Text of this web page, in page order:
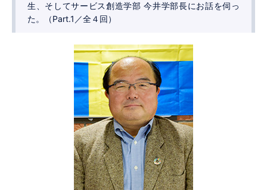
生、そしてサービス創造学部 今井学部長にお話を伺っ
た。（Part.1／全４回）